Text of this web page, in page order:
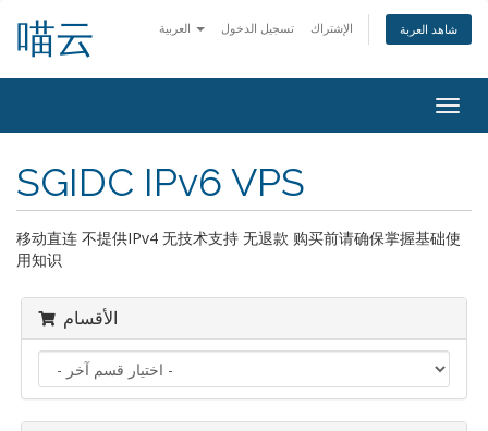
تسجيل الدخول الإشتراك شاهد العربة 喵云
SGIDC IPv6 VPS
移动直连 不提供IPv4 无技术支持 无退款 购买前请确保掌握基础使
用知识
الأقسام